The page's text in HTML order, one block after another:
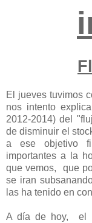
El jueves tuvimos
nos intento
2012-2014) del
de disminuir el
a ese objetivo
importantes a la
que vemos,
que
se iran
las ha tenido en
A día de hoy,
el